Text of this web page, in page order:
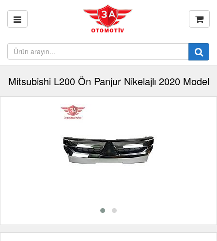
Mitsubishi L200 Ön Panjur Nikelajlı 2020 Model